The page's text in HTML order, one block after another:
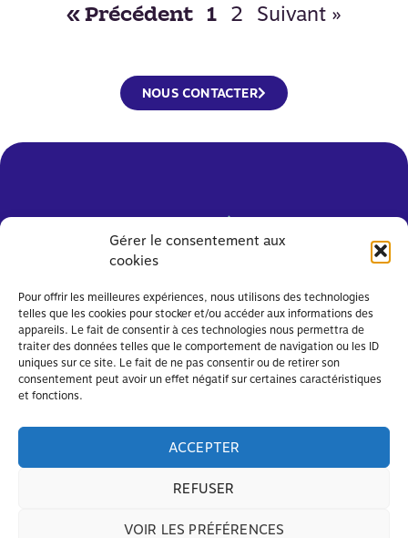
Gérer le consentement aux
cookies
Pour offrir les meilleures expériences, nous utilisons des technologies
telles que les cookies pour stocker et/ou accéder aux informations des
appareils. Le fait de consentir à ces technologies nous permettra de
traiter des données telles que le comportement de navigation ou les ID
uniques sur ce site. Le fait de ne pas consentir ou de retirer son
consentement peut avoir un effet négatif sur certaines caractéristiques
et fonctions.
ACCEPTER
REFUSER
VOIR LES PRÉFÉRENCES
« Précédent 1 2 Suivant »
NOUS CONTACTER
PARENTS, MOBILISEZ-VOUS !
ARCHIVES